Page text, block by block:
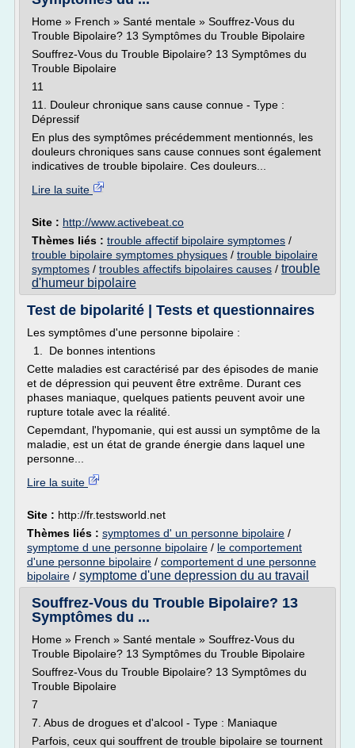
Home » French » Santé mentale » Souffrez-Vous du
Trouble Bipolaire? 13 Symptômes du Trouble Bipolaire
Souffrez-Vous du Trouble Bipolaire? 13 Symptômes du
Trouble Bipolaire
11
11. Douleur chronique sans cause connue - Type :
Dépressif
En plus des symptômes précédemment mentionnés, les
douleurs chroniques sans cause connues sont également
indicatives de trouble bipolaire. Ces douleurs...
Lire la suite
Site : http://www.activebeat.co
Thèmes liés : trouble affectif bipolaire symptomes /
trouble bipolaire symptomes physiques / trouble bipolaire
symptomes / troubles affectifs bipolaires causes / trouble
d'humeur bipolaire
Test de bipolarité | Tests et questionnaires
Les symptômes d'une personne bipolaire :
1. De bonnes intentions
Cette maladies est caractérisé par des épisodes de manie
et de dépression qui peuvent être extrême. Durant ces
phases maniaque, quelques patients peuvent avoir une
rupture totale avec la réalité.
Cepemdant, l'hypomanie, qui est aussi un symptôme de la
maladie, est un état de grande énergie dans laquel une
personne...
Lire la suite
Site : http://fr.testsworld.net
Thèmes liés : symptomes d' un personne bipolaire /
symptome d une personne bipolaire / le comportement
d'une personne bipolaire / comportement d une personne
bipolaire / symptome d'une depression du au travail
Souffrez-Vous du Trouble Bipolaire? 13
Symptômes du ...
Home » French » Santé mentale » Souffrez-Vous du
Trouble Bipolaire? 13 Symptômes du Trouble Bipolaire
Souffrez-Vous du Trouble Bipolaire? 13 Symptômes du
Trouble Bipolaire
7
7. Abus de drogues et d'alcool - Type : Maniaque
Parfois, ceux qui souffrent de trouble bipolaire se tournent